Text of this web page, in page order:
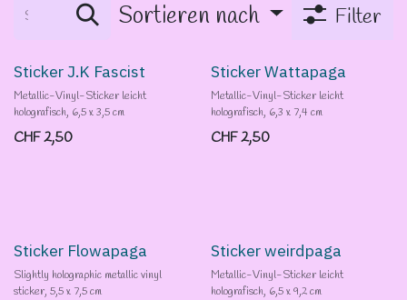
Sortieren nach
Filter
Sticker J.K Fascist
Metallic-Vinyl-Sticker leicht
holografisch, 6,5 x 3,5 cm
CHF2,50
Sticker Wattapaga
Metallic-Vinyl-Sticker leicht
holografisch, 6,3 x 7,4 cm
CHF2,50
Sticker Flowapaga
Slightly holographic metallic vinyl
sticker, 5,5 x 7,5 cm
Sticker weirdpaga
Metallic-Vinyl-Sticker leicht
holografisch, 6,5 x 9,2 cm